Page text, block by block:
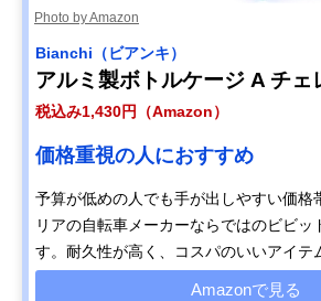
Photo by Amazon
Bianchi（ビアンキ）
アルミ製ボトルケージ A チェ
税込み1,430円（Amazon）
価格重視の人におすすめ
予算が低めの人でも手が出しやすい価格
リアの自転車メーカーならではのビビッ
す。耐久性が高く、コスパのいいアイテ
Amazonで見る